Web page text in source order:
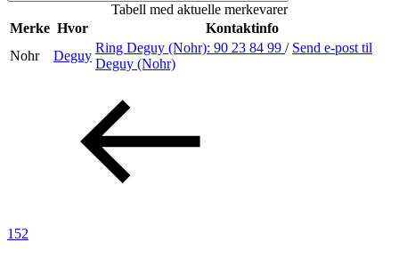
Inspirasjon
Åpningstider
Ledige stillinger
Tabell med aktuelle merkevarer
Merke Hvor
Kontaktinfo
Nohr
Deguy
Ring Deguy (Nohr): 90 23 84 99 / Send e-post til
Deguy (Nohr)
152